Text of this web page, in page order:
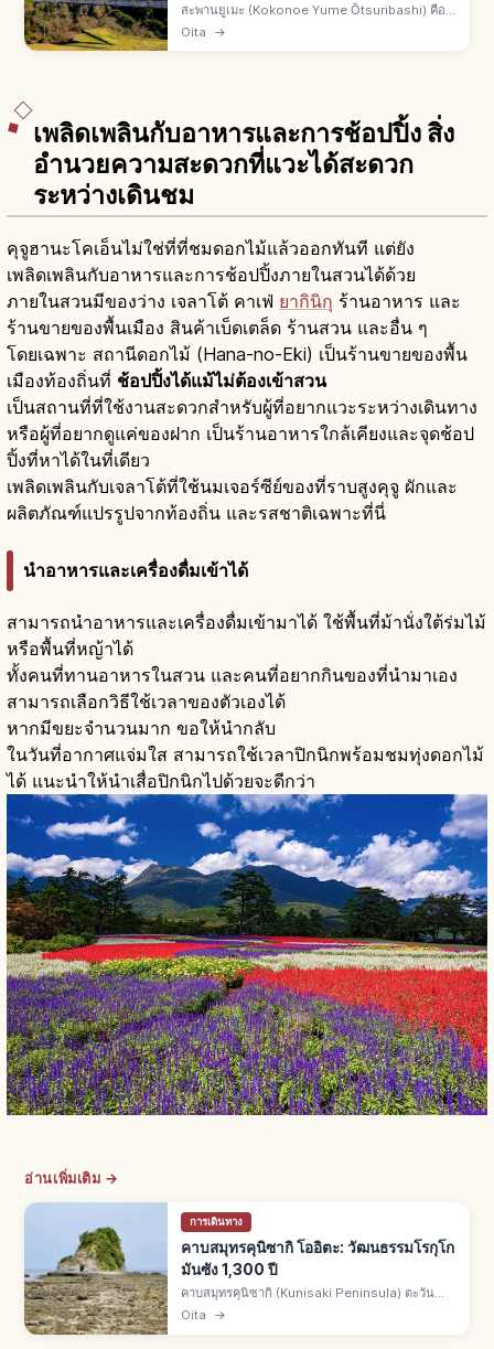
สะพานยูเมะ (Kokonoe Yume Ōtsuribashi) คือ
สะพานคนเดินเมืองโคโคโนเอะ จ.โออิตะ สูงราว 173
Oita →
เพลิดเพลินกับอาหารและการช้อปปิ้ง สิ่ง
อำนวยความสะดวกที่แวะได้สะดวก
ระหว่างเดินชม
คุจูฮานะโคเอ็นไม่ใช่ที่ที่ชมดอกไม้แล้วออกทันที แต่ยัง
เพลิดเพลินกับอาหารและการช้อปปิ้งภายในสวนได้ด้วย
ภายในสวนมีของว่าง เจลาโต้ คาเฟ่ ยากินิกุ ร้านอาหาร และ
ร้านขายของพื้นเมือง สินค้าเบ็ดเตล็ด ร้านสวน และอื่น ๆ
โดยเฉพาะ สถานีดอกไม้ (Hana-no-Eki) เป็นร้านขายของพื้น
เมืองท้องถิ่นที่ ช้อปปิ้งได้แม้ไม่ต้องเข้าสวน
เป็นสถานที่ที่ใช้งานสะดวกสำหรับผู้ที่อยากแวะระหว่างเดินทาง
หรือผู้ที่อยากดูแค่ของฝาก เป็นร้านอาหารใกล้เคียงและจุดช้อป
ปิ้งที่หาได้ในที่เดียว
เพลิดเพลินกับเจลาโต้ที่ใช้นมเจอร์ซีย์ของที่ราบสูงคุจู ผักและ
ผลิตภัณฑ์แปรรูปจากท้องถิ่น และรสชาติเฉพาะที่นี่
นำอาหารและเครื่องดื่มเข้าได้
สามารถนำอาหารและเครื่องดื่มเข้ามาได้ ใช้พื้นที่ม้านั่งใต้ร่มไม้
หรือพื้นที่หญ้าได้
ทั้งคนที่ทานอาหารในสวน และคนที่อยากกินของที่นำมาเอง
สามารถเลือกวิธีใช้เวลาของตัวเองได้
หากมีขยะจำนวนมาก ขอให้นำกลับ
ในวันที่อากาศแจ่มใส สามารถใช้เวลาปิกนิกพร้อมชมทุ่งดอกไม้
ได้ แนะนำให้นำเสื่อปิกนิกไปด้วยจะดีกว่า
อ่านเพิ่มเติม →
การเดินทาง
คาบสมุทรคุนิซากิ โออิตะ: วัฒนธรรมโรกุโก
มันซัง 1,300 ปี
คาบสมุทรคุนิซากิ (Kunisaki Peninsula) ตะวัน
ออกเฉียงเหนือ จ.โออิตะ มีวัฒนธรรมพุทธโรกุโกมัน
Oita →